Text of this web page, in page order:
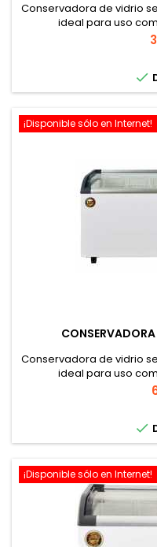
Conservadora de vidrio
ideal para uso
conservadora? Si
alta capacidad, como
qué elegir el

¡Disponible sólo en Internet!
Conservadora de vidrio
ideal para uso
conservadora? Si
alta capacidad, como
qué elegir el

¡Disponible sólo en Internet!